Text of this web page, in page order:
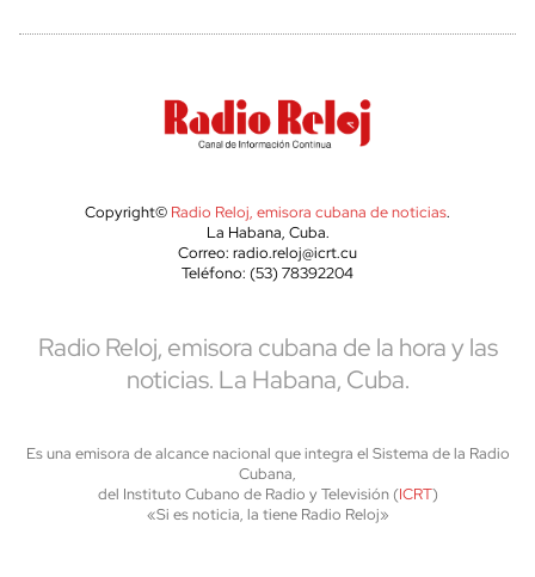
Copyright© Radio Reloj, emisora cubana de noticias.
La Habana, Cuba.
Correo: radio.reloj@icrt.cu
Teléfono: (53) 78392204
Radio Reloj, emisora cubana de la hora y las
noticias. La Habana, Cuba.
Es una emisora de alcance nacional que integra el Sistema de la Radio
Cubana,
del Instituto Cubano de Radio y Televisión (ICRT)
«Si es noticia, la tiene Radio Reloj»